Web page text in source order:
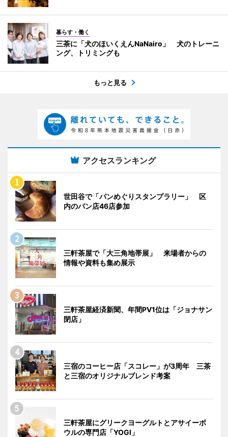
暮らす・働く
三茶に「犬のほいくえんNaNairo」 犬のトレーニ
ング、トリミングも
もっと見る
アクセスランキング
世田谷で「パンめぐりスタンプラリー」 区
内のパン店46店参加
三軒茶屋で「大三角地帯展」 来場者からの
情報や資料も集め展示
三軒茶屋経済新聞、年間PV1位は「ジョナサン
閉店」
三宿のコーヒー店「スコレー」が3周年 三茶
と三宿のオリジナルブレンド考案
三軒茶屋にグリークヨーグルトとアサイーボ
ウルの専門店「YOGI」